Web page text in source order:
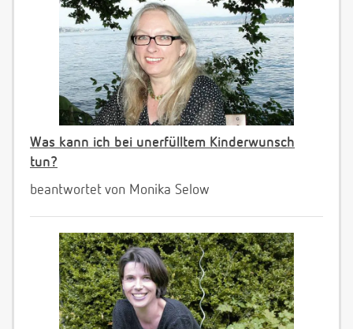
Was kann ich bei unerfülltem Kinderwunsch
tun?
beantwortet von Monika Selow